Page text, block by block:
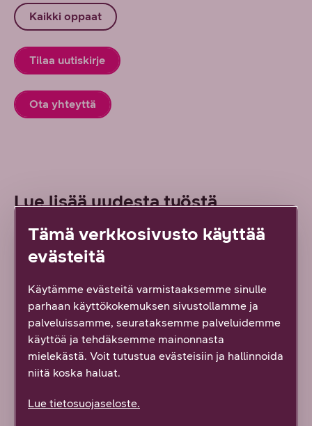
Kaikki oppaat
Tilaa uutiskirje
Ota yhteyttä
Lue lisää uudesta työstä
Tämä verkkosivusto käyttää
evästeitä
Käytämme evästeitä varmistaaksemme sinulle
parhaan käyttökokemuksen sivustollamme ja
palveluissamme, seurataksemme palveluidemme
käyttöä ja tehdäksemme mainonnasta
mielekästä. Voit tutustua evästeisiin ja hallinnoida
niitä koska haluat.
Lue tietosuojaseloste.